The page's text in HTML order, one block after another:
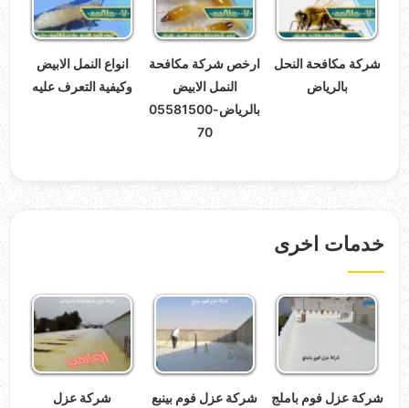
شركة مكافحة النحل
بالرياض
ارخص شركة مكافحة
النمل الابيض
بالرياض-05581500
70
انواع النمل الابيض
وكيفية التعرف عليه
خدمات اخرى
شركة عزل فوم باملج شركة عزل فوم بينبع
شركة عزل